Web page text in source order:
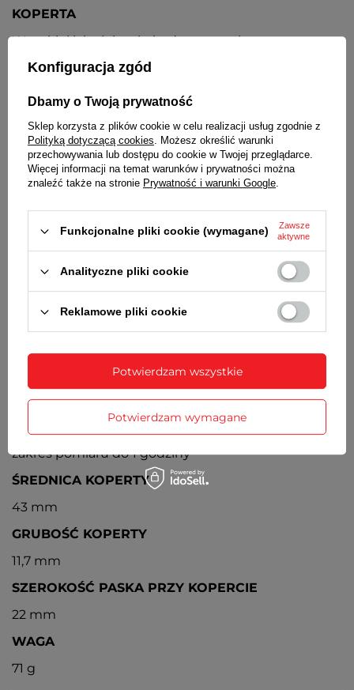
KOPERTA
Wysokiej jakości stal nierdzewna pokryta czarną
Czarna, wskazówki i indeksy w kolorze różowego
złota, skala tachymetru
PASEK
Czarny, skórzany, przeszywany, stalowa sprzączka w
Klasyczne, na sprzączkę
DEKIELEK
Stalowy, zakręcany, zwiększający szczelność koperty
zegarka
Wskaźnik dnia miesiąca umieszczony między godz.
4 a 5
CHRONOGRAF
Analogowy stoper z dokładnością do 1/10 sekundy,
zakres pomiaru do 1 godziny
ŚREDNICA KOPERTY
43 mm
GRUBOŚĆ KOPERTY
11,7 mm
SZEROKOŚĆ PASKA PRZY KOPERCIE
22 mm
WAGA
71 g
Konfiguracja zgód
Dbamy o Twoją prywatność
Sklep korzysta z plików cookie w celu realizacji usług zgodnie z
Polityką dotyczącą cookies. Możesz określić warunki
przechowywania lub dostępu do cookie w Twojej przeglądarce.
Więcej informacji na temat warunków i prywatności można
znaleźć także na stronie Prywatność i warunki Google.
Funkcjonalne pliki cookie (wymagane)
Zawsze
aktywne
Analityczne pliki cookie
Reklamowe pliki cookie
Potwierdzam wymagane
Potwierdzam wszystkie